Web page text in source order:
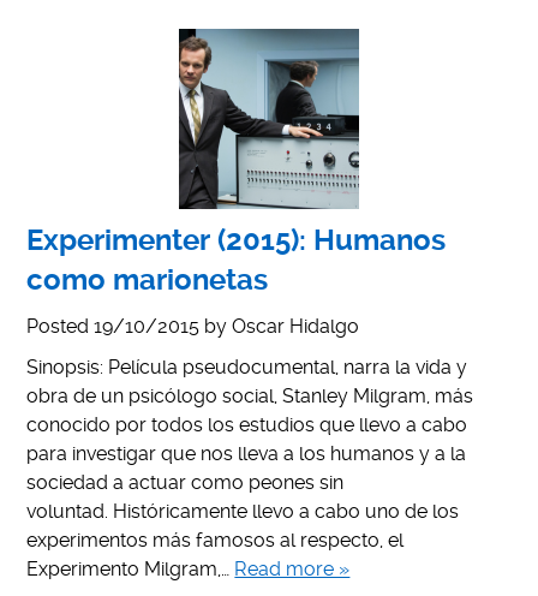
Experimenter (2015): Humanos
como marionetas
Posted19/10/2015 byOscar Hidalgo
Sinopsis: Película pseudocumental, narra la vida y
obra de un psicólogo social, Stanley Milgram, más
conocido por todos los estudios que llevo a cabo
para investigar que nos lleva a los humanos y a la
sociedad a actuar como peones sin
voluntad. Históricamente llevo a cabo uno de los
experimentos más famosos al respecto, el
Experimento Milgram,… Read more »